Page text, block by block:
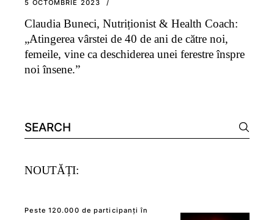
5 OCTOMBRIE 2023
Claudia Buneci, Nutriționist & Health Coach:
„Atingerea vârstei de 40 de ani de către noi,
femeile, vine ca deschiderea unei ferestre înspre
noi însene.”
Search
for:
NOUTĂȚI:
Peste 120.000 de participanți în